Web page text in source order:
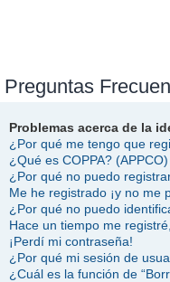
Preguntas
Problemas acerca de la
¿Por qué me tengo que
¿Qué es COPPA? (APPCO)
¿Por qué no puedo
Me he registrado ¡y no me
¿Por qué no puedo
Hace un tiempo me
¡Perdí mi contraseña!
¿Por qué mi sesión de
¿Cuál es la función de